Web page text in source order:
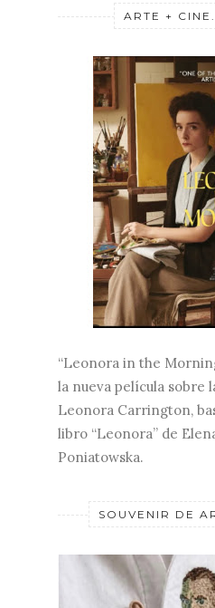
ARTE +
“Leonora in the
la nueva película sobre
Leonora Carrington,
libro “Leonora” de
Poniatowska.
SOUVENIR DE